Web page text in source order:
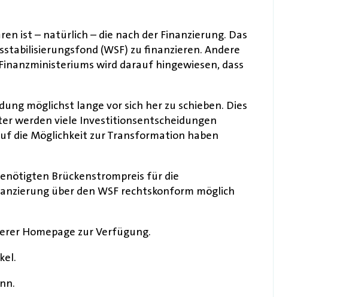
ist – natürlich – die nach der Finanzierung. Das
(WSF) zu finanzieren. Andere
wird darauf hingewiesen, dass
möglichst lange vor sich her zu schieben. Dies
werden viele Investitionsentscheidungen
die Möglichkeit zur Transformation haben
Brückenstrompreis für die
über den WSF rechtskonform möglich
Homepage zur Verfügung.